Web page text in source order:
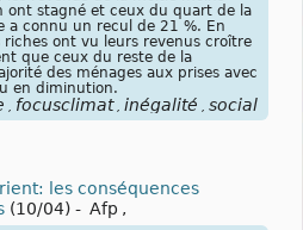
ont stagné et ceux du quart de la
a connu un recul de 21 %. En
riches ont vu leurs revenus croître
que ceux du reste de la
des ménages aux prises avec
en diminution.
, focusclimat , inégalité , social
les conséquences
(10/04) - Afp ,